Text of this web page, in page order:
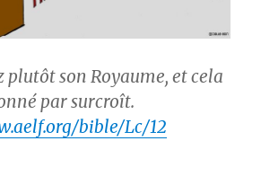
plutôt son Royaume, et cela
par surcroît.
bible/Lc/12